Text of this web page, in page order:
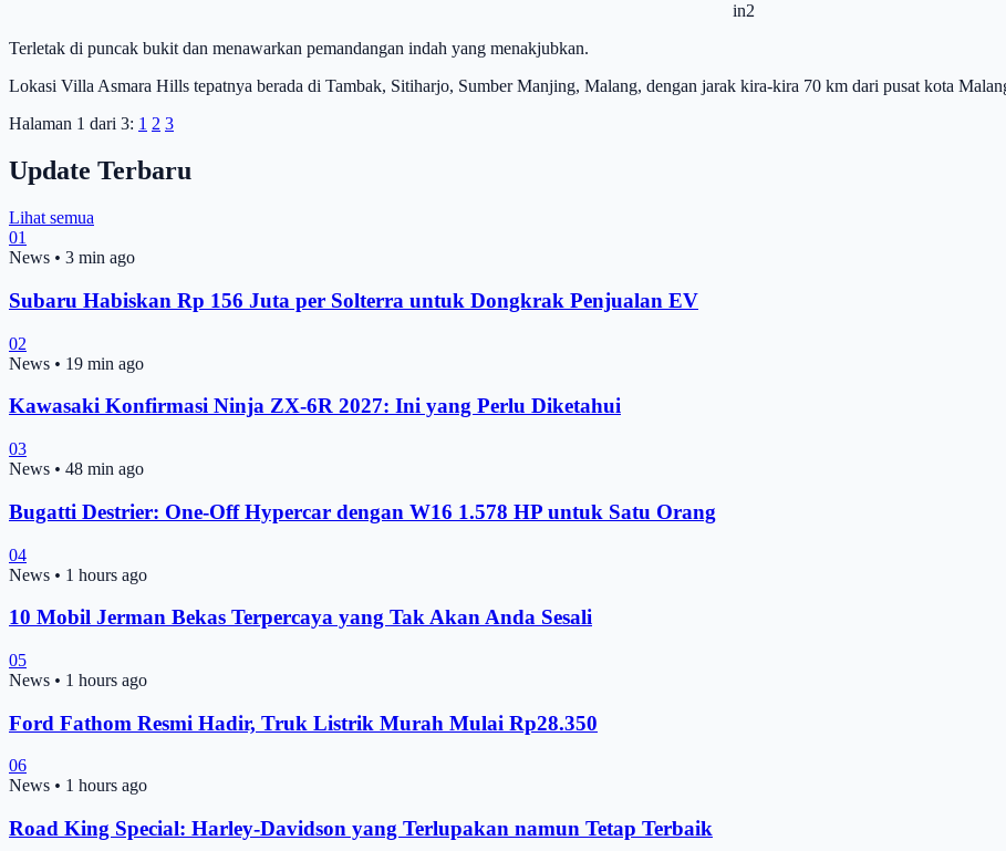
in2
Terletak di puncak bukit dan menawarkan pemandangan indah yang menakjubkan.
Lokasi Villa Asmara Hills tepatnya berada di Tambak, Sitiharjo, Sumber Manjing, Malang, dengan jarak kira-kira 70 km dari pusat kota
Halaman 1 dari 3: 1 2 3
Update Terbaru
Lihat semua
01
News • 3 min ago
Subaru Habiskan Rp 156 Juta per Solterra untuk Dongkrak Penjualan EV
02
News • 19 min ago
Kawasaki Konfirmasi Ninja ZX-6R 2027: Ini yang Perlu Diketahui
03
News • 48 min ago
Bugatti Destrier: One-Off Hypercar dengan W16 1.578 HP untuk Satu Orang
04
News • 1 hours ago
10 Mobil Jerman Bekas Terpercaya yang Tak Akan Anda Sesali
05
News • 1 hours ago
Ford Fathom Resmi Hadir, Truk Listrik Murah Mulai Rp28.350
06
News • 1 hours ago
Road King Special: Harley-Davidson yang Terlupakan namun Tetap Terbaik